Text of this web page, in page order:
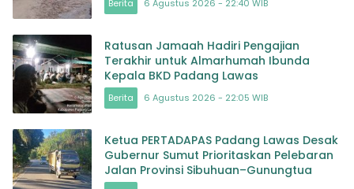
Berita 6 Agustus 2026 - 22:40 WIB
Ratusan Jamaah Hadiri Pengajian
Terakhir untuk Almarhumah Ibunda
Kepala BKD Padang Lawas
Berita 6 Agustus 2026 - 22:05 WIB
Ketua PERTADAPAS Padang Lawas Desak
Gubernur Sumut Prioritaskan Pelebaran
Jalan Provinsi Sibuhuan–Gunungtua